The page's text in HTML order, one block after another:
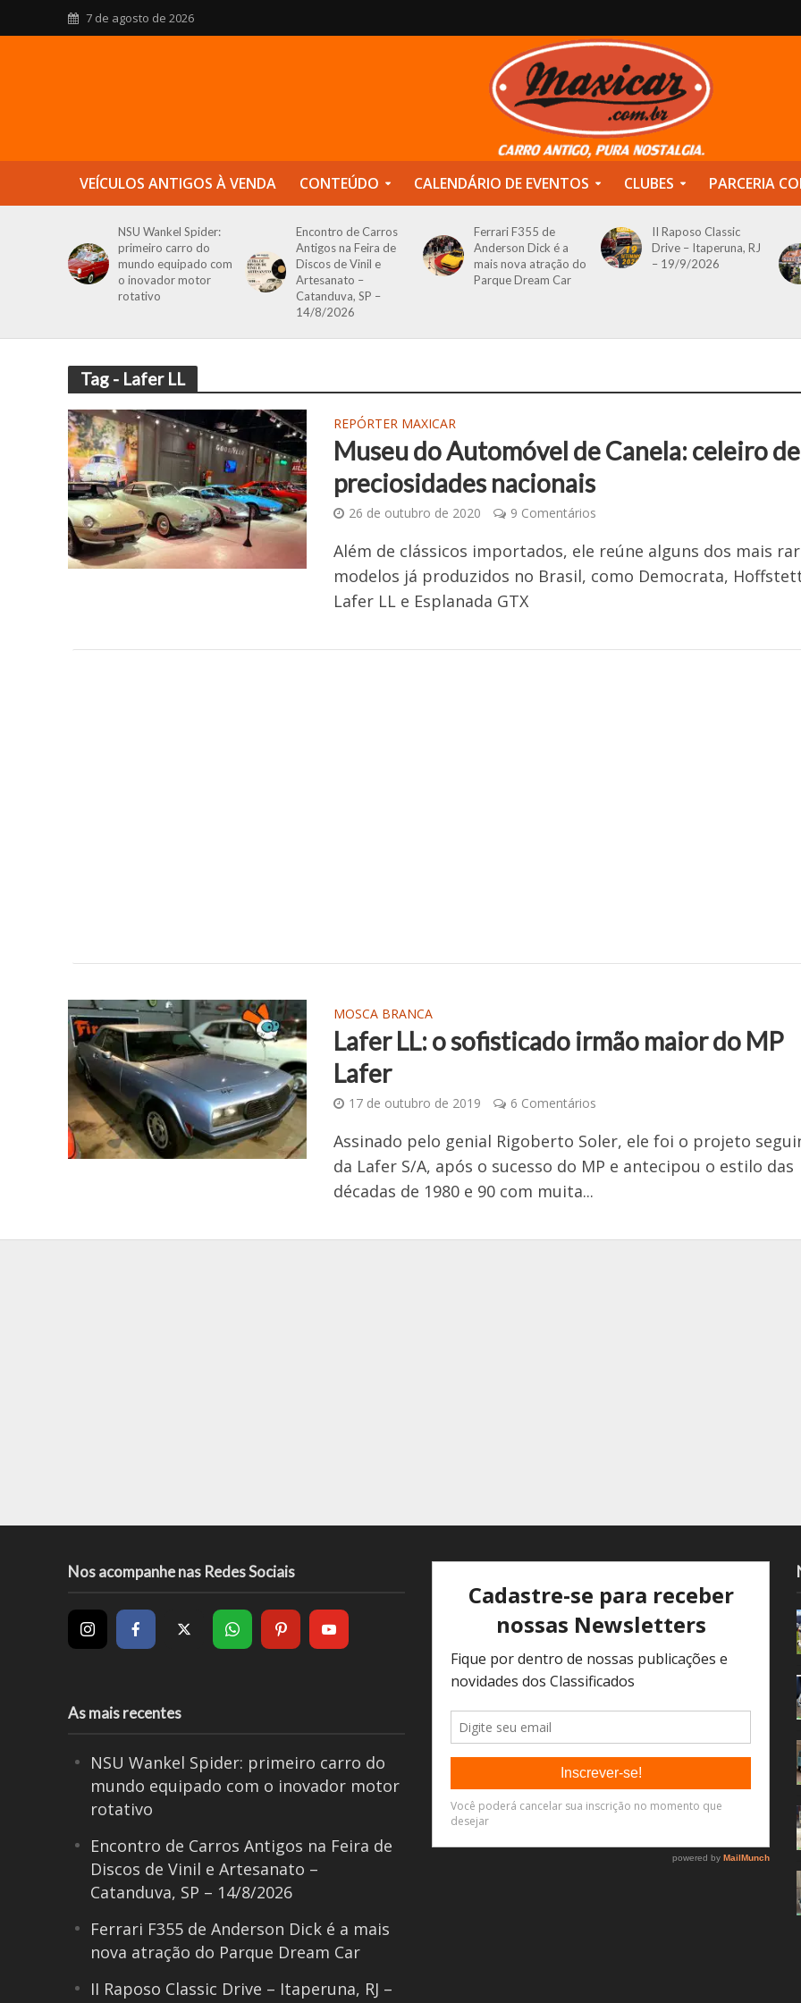
7 de agosto de 2026
VEÍCULOS ANTIGOS À VENDA CONTEÚDO CALENDÁRIO DE EVENTOS CLUBES PARCERIA
NSU Wankel Spider:
primeiro carro do
mundo equipado com
o inovador motor
rotativo
Encontro de Carros
Antigos na Feira de
Discos de Vinil e
Artesanato –
Catanduva, SP –
14/8/2026
Ferrari F355 de
Anderson Dick é a
mais nova atração do
Parque Dream Car
II Raposo Classic
Drive – Itaperuna, RJ
– 19/9/2026
Tag - Lafer LL
REPÓRTER MAXICAR
Museu do Automóvel de Canela: celeiro de
preciosidades nacionais
26 de outubro de 2020 9 Comentários
Além de clássicos importados, ele reúne alguns dos mais
modelos já produzidos no Brasil, como Democrata,
Lafer LL e Esplanada GTX
MOSCA BRANCA
Lafer LL: o sofisticado irmão maior do MP
Lafer
17 de outubro de 2019 6 Comentários
Assinado pelo genial Rigoberto Soler, ele foi o projeto
da Lafer S/A, após o sucesso do MP e antecipou o estilo das
décadas de 1980 e 90 com muita...
Nos acompanhe nas Redes Sociais
As mais recentes
NSU Wankel Spider: primeiro carro do
mundo equipado com o inovador motor
rotativo
Encontro de Carros Antigos na Feira de
Discos de Vinil e Artesanato –
Catanduva, SP – 14/8/2026
Ferrari F355 de Anderson Dick é a mais
nova atração do Parque Dream Car
II Raposo Classic Drive – Itaperuna, RJ –